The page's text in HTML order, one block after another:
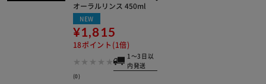
ス 450ml
¥1,815
18ポイント(1倍)